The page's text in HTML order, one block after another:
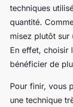
techniques
quantité.
misez plutôt sur
En effet, choisir
bénéficier de
Pour finir, vous
une technique